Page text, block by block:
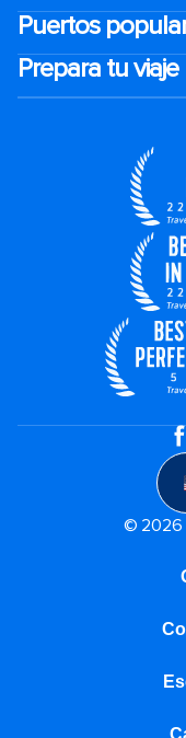
Puertos
Prepara tu viaje
© 2026